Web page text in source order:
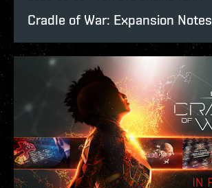
Cradle of War: Expansion Notes